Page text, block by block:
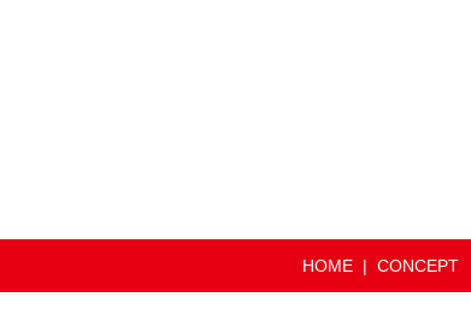
HOME CONCEPT